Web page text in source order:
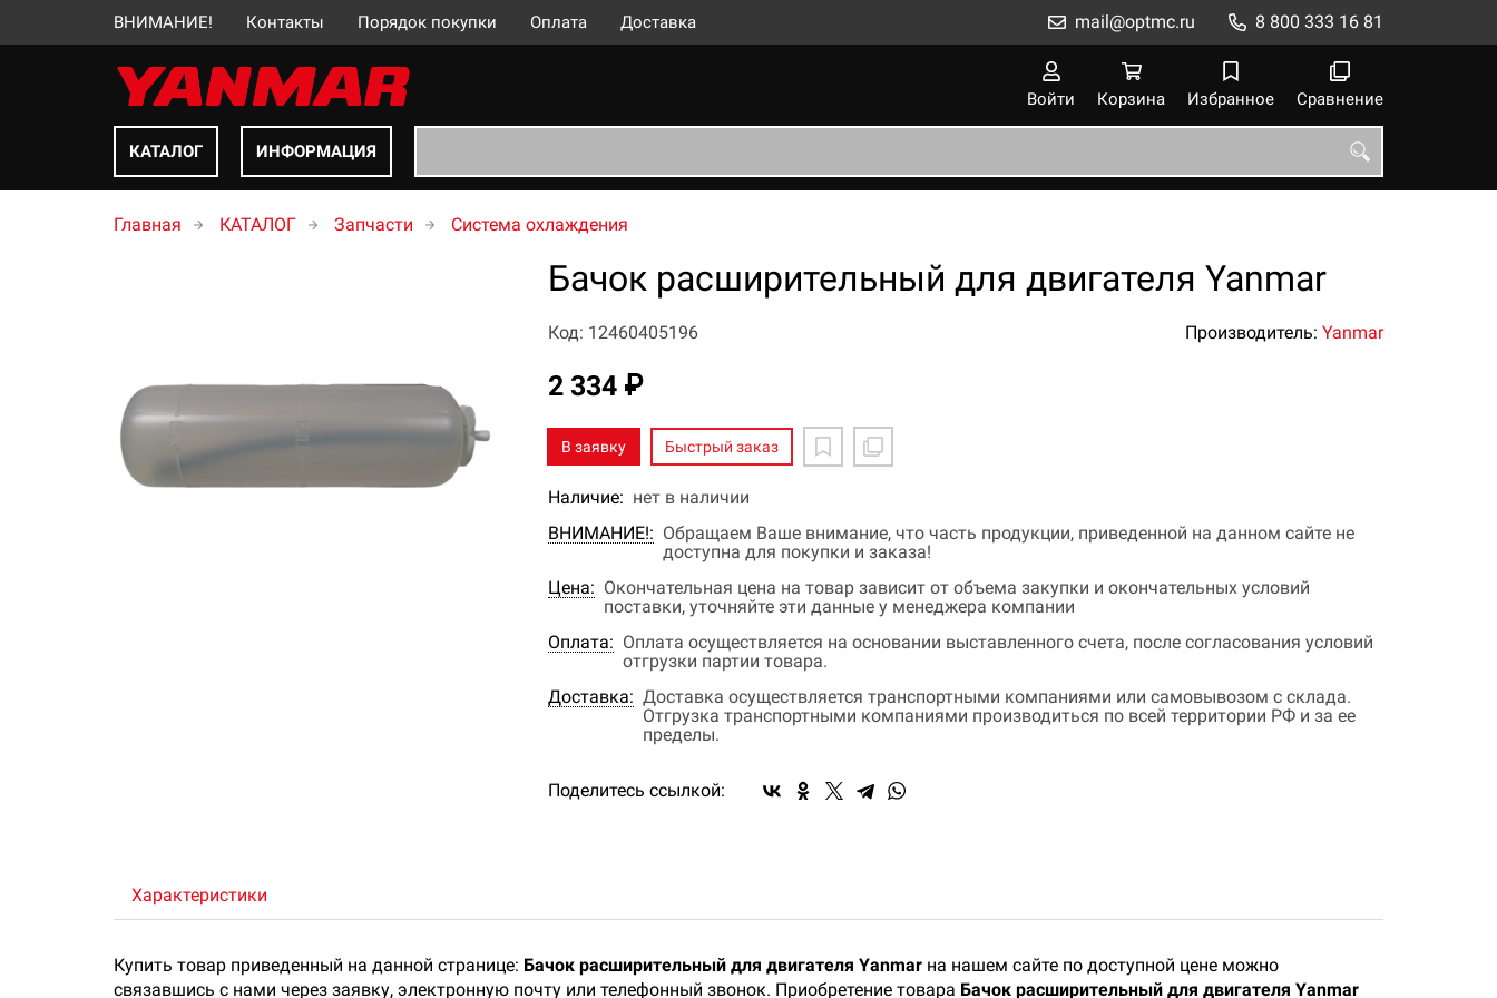
ВНИМАНИЕ! Контакты Порядок покупки Оплата Доставка 8 800 333 16 81
mail@optmc.ru
Войти Корзина Избранное Сравнение
КАТАЛОГ ИНФОРМАЦИЯ
Главная КАТАЛОГ Запчасти Система охлаждения
Бачок расширительный для двигателя Yanmar
Код: 12460405196 Производитель: Yanmar
2 334 ₽
В заявку Быстрый заказ
Наличие: нет в наличии
ВНИМАНИЕ!: Обращаем Ваше внимание, что часть продукции, приведенной на данном сайте не
доступна для покупки и заказа!
Цена: Окончательная цена на товар зависит от объема закупки и окончательных условий
поставки, уточняйте эти данные у менеджера компании
Оплата: Оплата осуществляется на основании выставленного счета, после согласования условий
отгрузки партии товара.
Доставка: Доставка осуществляется транспортными компаниями или самовывозом с склада.
Отгрузка транспортными компаниями производиться по всей территории РФ и за ее
пределы.
Поделитесь ссылкой:
Характеристики
Купить товар приведенный на данной странице: Бачок расширительный для двигателя Yanmar на нашем сайте по доступной цене можно
связавшись с нами через заявку, электронную почту или телефонный звонок. Приобретение товара Бачок расширительный для двигателя Yanmar